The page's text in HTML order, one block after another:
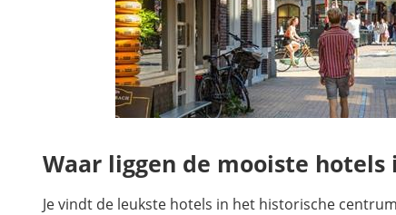
Waar liggen de mooiste hotels
Je vindt de leukste hotels in het historische